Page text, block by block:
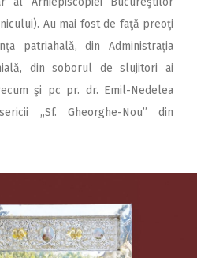
Au mai fost de faţă preoţi
patriahală, din Administraţia
din soborul de slujitori ai
şi pc pr. dr. Emil-Nedelea
,,Sf. Gheorghe-Nou” din